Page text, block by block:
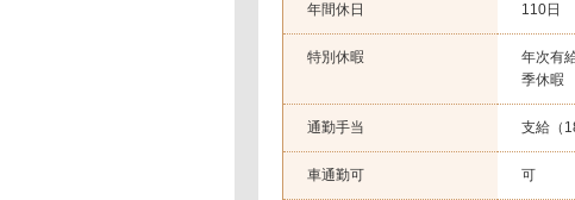
年間休日 110日
特別休暇
年次有
季休暇
通勤手当 支給（
車通勤可 可